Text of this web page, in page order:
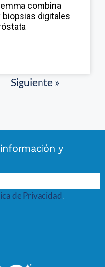
combina
biopsias digitales
Siguiente »
y
de Privacidad.